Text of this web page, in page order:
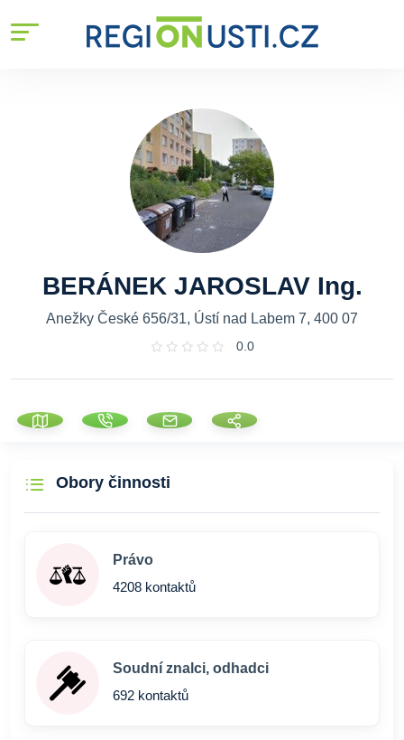
BERÁNEK JAROSLAV Ing.
Anežky České 656/31, Ústí nad Labem 7, 400 07
0.0
Obory činnosti
Právo
4208 kontaktů
Soudní znalci, odhadci
692 kontaktů